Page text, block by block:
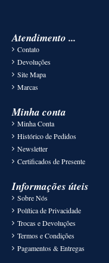
Atendimento ...
Contato
Devoluções
Site Mapa
Marcas
Minha conta
Minha Conta
Histórico de Pedidos
Newsletter
Certificados de Presente
Informações úteis
Sobre Nós
Política de Privacidade
Trocas e Devoluções
Termos e Condições
Pagamentos & Entregas